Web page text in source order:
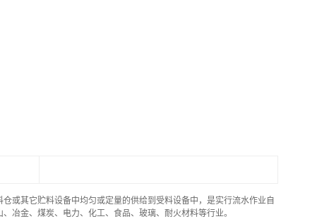
或其它贮料设备中均匀或定量的供给到受料设备中，是实行流水作业自
冶金、煤炭、电力、化工、食品、玻璃、耐火材料等行业。